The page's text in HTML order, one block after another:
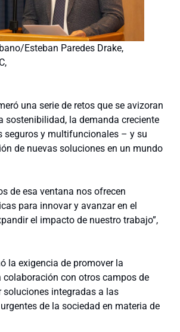
Esteban Paredes Drake,
una serie de retos que se avizoran
sostenibilidad, la demanda creciente
seguros y multifuncionales – y su
de nuevas soluciones en un mundo
de esa ventana nos ofrecen
para innovar y avanzar en el
el impacto de nuestro trabajo”,
la exigencia de promover la
con otros campos de
soluciones integradas a las
de la sociedad en materia de